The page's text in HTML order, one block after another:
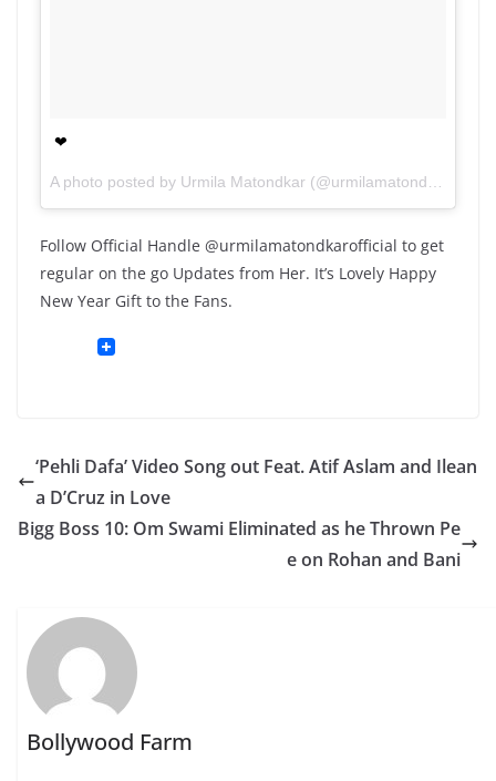
❤
A photo posted by Urmila Matondkar (@urmilamatondkarofficial) on
Follow Official Handle @urmilamatondkarofficial to get
regular on the go Updates from Her. It’s Lovely Happy
New Year Gift to the Fans.
‘Pehli Dafa’ Video Song out Feat. Atif Aslam and Ilean
a D’Cruz in Love
Bigg Boss 10: Om Swami Eliminated as he Thrown Pe
e on Rohan and Bani
Bollywood Farm